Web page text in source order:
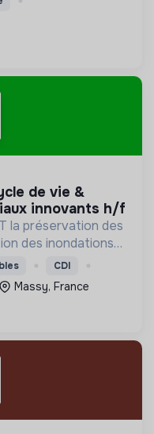
éco-responsable.
innovants h/f
la préservation des
CDI
Massy, France